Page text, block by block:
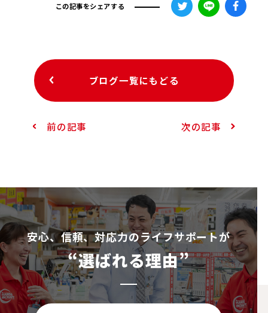
この記事をシェアする
前の記事
ブログ一覧にもどる
次の記事
安⼼、信頼、対応⼒のライフサポートが
“選ばれる理由”